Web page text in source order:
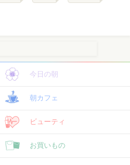
今日の朝
朝カフェ
ビューティ
お買いもの